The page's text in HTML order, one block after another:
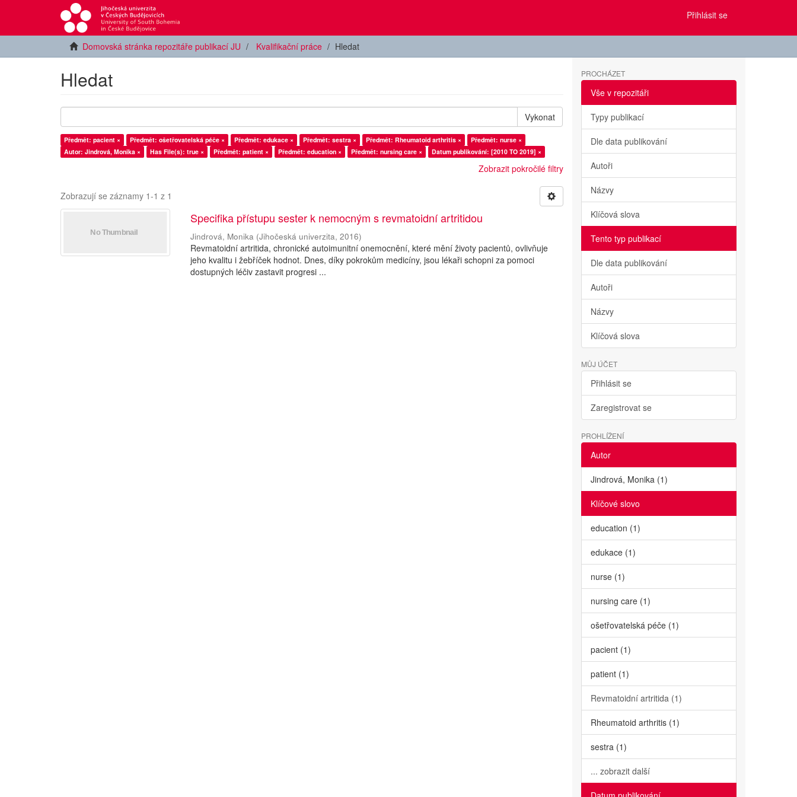
Přihlásit se
Domovská stránka repozitáře publikací JU Kvalifikační práce Hledat
Hledat
Vykonat
Předmět: pacient × Předmět: ošetřovatelská péče × Předmět: edukace × Předmět: sestra × Předmět: Rheumatoid arthritis ×
Předmět: nurse ×
Autor: Jindrová, Monika ×
Has File(s): true × Předmět: patient × Předmět: education × Předmět: nursing care × Datum publikování: [2010 TO 2019] ×
Zobrazit pokročilé filtry
Zobrazují se záznamy 1-1 z 1
Specifika přístupu sester k nemocným s revmatoidní artritidou
Jindrová, Monika (Jihočeská univerzita,2016)
Revmatoidní artritida, chronické autoimunitní onemocnění, které mění životy pacientů, ovlivňuje
jeho kvalitu i žebříček hodnot. Dnes, díky pokrokům medicíny, jsou lékaři schopni za pomoci
dostupných léčiv zastavit progresi ...
PROCHÁZET
Vše v repozitáři
Typy publikací
Dle data publikování
Autoři
Názvy
Klíčová slova
Tento typ publikací
Dle data publikování
Autoři
Názvy
Klíčová slova
MŮJ ÚČET
Přihlásit se
Zaregistrovat se
PROHLÍŽENÍ
Autor
Jindrová, Monika (1)
Klíčové slovo
education (1)
edukace (1)
nurse (1)
nursing care (1)
ošetřovatelská péče (1)
pacient (1)
patient (1)
Revmatoidní artritida (1)
Rheumatoid arthritis (1)
sestra (1)
... zobrazit další